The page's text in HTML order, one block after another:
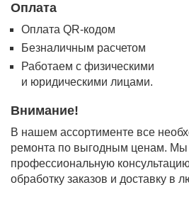
Оплата
Оплата QR-кодом
Безналичным расчетом
Работаем с физическими
и юридическими лицами.
Внимание!
В нашем ассортименте все
ремонта по выгодным ценам. Мы
профессиональную
обработку заказов и доставку в